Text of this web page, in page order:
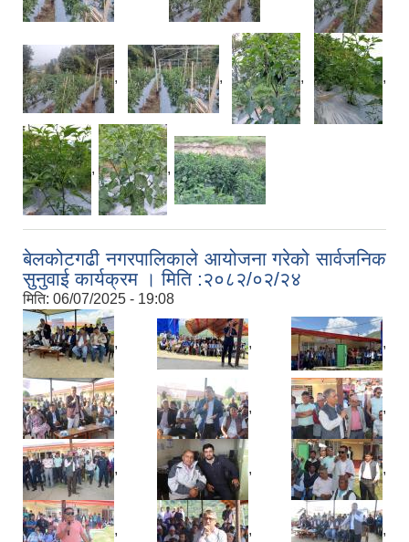
, , , ,
, ,
बेलकोटगढी नगरपालिकाले आयोजना गरेको सार्वजनिक
सुनुवाई कार्यक्रम । मिति :२०८२/०२/२४
मिति: 06/07/2025 - 19:08
, , ,
, , ,
, , ,
, , ,